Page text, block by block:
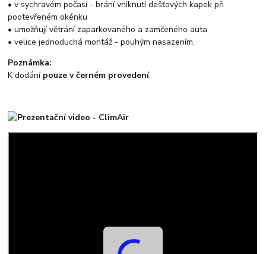
• v sychravém počasí - brání vniknutí dešťových kapek při
pootevřeném okénku
• umožňují větrání zaparkovaného a zamčeného auta
• velice jednoduchá montáž - pouhým nasazením.
Poznámka:
K dodání pouze v černém provedení.